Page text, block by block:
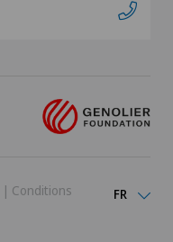
| Conditions
FR